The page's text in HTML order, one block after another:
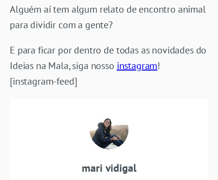
Alguém aí tem algum relato de encontro animal
para dividir com a gente?
E para ficar por dentro de todas as novidades do
Ideias na Mala, siga nosso instagram!
[instagram-feed]
mari vidigal